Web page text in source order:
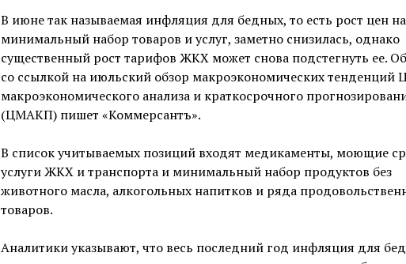
В июне так называемая инфляция для бедных, то есть рост цен на
минимальный набор товаров и услуг, заметно снизилась, однако
существенный рост тарифов ЖКХ может снова подстегнуть ее.
со ссылкой на июльский обзор макроэкономических тенденций
макроэкономического анализа и краткосрочного
(ЦМАКП) пишет «Коммерсантъ».
В список учитываемых позиций входят медикаменты, моющие
услуги ЖКХ и транспорта и минимальный набор продуктов без
животного масла, алкогольных напитков и ряда
товаров.
Аналитики указывают, что весь последний год инфляция для